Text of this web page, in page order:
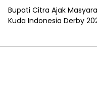
Bupati Citra Ajak
Kuda Indonesia Derby